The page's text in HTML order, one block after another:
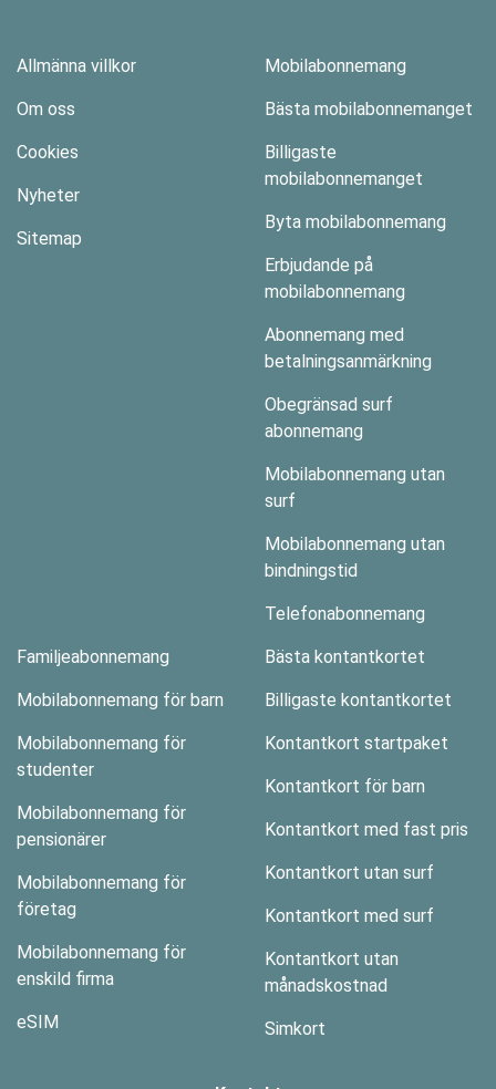
Allmänna villkor
Om oss
Cookies
Nyheter
Sitemap
Mobilabonnemang
Bästa mobilabonnemanget
Billigaste
mobilabonnemanget
Byta mobilabonnemang
Erbjudande på
mobilabonnemang
Abonnemang med
betalningsanmärkning
Obegränsad surf
abonnemang
Mobilabonnemang utan
surf
Mobilabonnemang utan
bindningstid
Telefonabonnemang
Familjeabonnemang
Mobilabonnemang för barn
Mobilabonnemang för
studenter
Mobilabonnemang för
pensionärer
Mobilabonnemang för
företag
Mobilabonnemang för
enskild firma
eSIM
Bästa kontantkortet
Billigaste kontantkortet
Kontantkort startpaket
Kontantkort för barn
Kontantkort med fast pris
Kontantkort utan surf
Kontantkort med surf
Kontantkort utan
månadskostnad
Simkort